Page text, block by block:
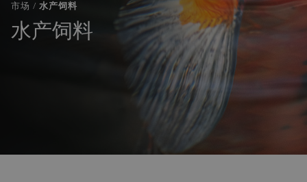
市场 / 水产饲料
水产饲料